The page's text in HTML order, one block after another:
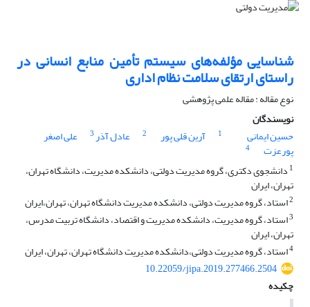
شناسایی مؤلفه‌های سیستم تأمین منابع انسانی در
راستای ارتقای‌ سلامت نظام اداری
نوع مقاله : مقاله علمی پژوهشی
نویسندگان
حسین ایمانی
1 آرین قلی پور 2 عادل آذر3 علی اصغر
پورعزت
4
1 دانشجوی دکتری، گروه مدیریت دولتی، دانشکده مدیریت، دانشگاه تهران،
تهران، ایران
2استاد، گروه مدیریت دولتی، دانشکده مدیریت دانشگاه تهران، تهران،ایران
3استاد، گروه مدیریت، دانشکده مدیریت و اقتصاد، دانشگاه تربیت مدرس،
تهران، ایران
4استاد، گروه مدیریت دولتی،دانشکده مدیریت دانشگاه تهران، تهران، ایران
10.22059/jipa.2019.277466.2504
چکیده